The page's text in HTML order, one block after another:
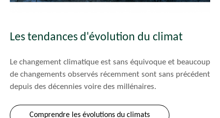
Les tendances d'évolution du climat
Le changement climatique est sans équivoque et beaucoup
de changements observés récemment sont sans précédent
depuis des décennies voire des millénaires.
Comprendre les évolutions du climats